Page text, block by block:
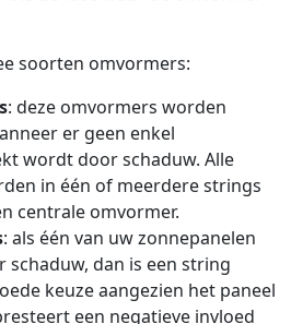
soorten omvormers:
: deze omvormers worden
er geen enkel
wordt door schaduw. Alle
in één of meerdere strings
centrale omvormer.
: als één van uw zonnepanelen
dan is een string
keuze aangezien het paneel
een negatieve invloed